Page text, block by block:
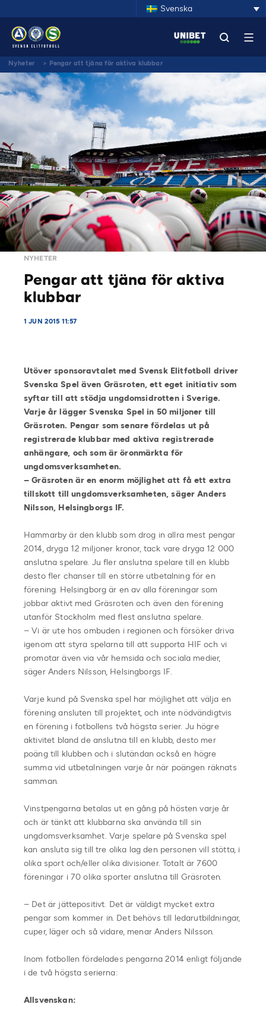
Svenska
Nyheter > Pengar att tjäna för aktiva klubbar
NYHETER
Pengar att tjäna för aktiva
klubbar
1 JUN 2015 11:57
Utöver sponsoravtalet med Svensk Elitfotboll driver
Svenska Spel även Gräsroten, ett eget initiativ som
syftar till att stödja ungdomsidrotten i Sverige.
Varje år lägger Svenska Spel in 50 miljoner till
Gräsroten. Pengar som senare fördelas ut på
registrerade klubbar med aktiva registrerade
anhängare, och som är öronmärkta för
ungdomsverksamheten.
–Gräsroten är en enorm möjlighet att få ett extra
tillskott till ungdomsverksamheten, säger Anders
Nilsson, Helsingborgs IF.
Hammarby är den klubb som drog in allra mest pengar
2014, dryga 1.2 miljoner kronor, tack vare dryga 12 000
anslutna spelare. Ju fler anslutna spelare till en klubb
desto fler chanser till en större utbetalning för en
förening. Helsingborg är en av alla föreningar som
jobbar aktivt med Gräsroten och även den förening
utanför Stockholm med flest anslutna spelare.
– Vi är ute hos ombuden i regionen och försöker driva
igenom att styra spelarna till att supporta HIF och vi
promotar även via vår hemsida och sociala medier,
säger Anders Nilsson, Helsingborgs IF.
Varje kund på Svenska spel har möjlighet att välja en
förening ansluten till projektet, och inte nödvändigtvis
en förening i fotbollens två högsta serier. Ju högre
aktivitet bland de anslutna till en klubb, desto mer
poäng till klubben och i slutändan också en högre
summa vid utbetalningen varje år när poängen räknats
samman.
Vinstpengarna betalas ut en gång på hösten varje år
och är tänkt att klubbarna ska använda till sin
ungdomsverksamhet. Varje spelare på Svenska spel
kan ansluta sig till tre olika lag den personen vill stötta, i
olika sport och/eller olika divisioner. Totalt är 7600
föreningar i 70 olika sporter anslutna till Gräsroten.
– Det är jättepositivt. Det är väldigt mycket extra
pengar som kommer in. Det behövs till ledarutbildningar,
cuper, läger och så vidare, menar Anders Nilsson.
Inom fotbollen fördelades pengarna 2014 enligt följande
i de två högsta serierna:
Allsvenskan: